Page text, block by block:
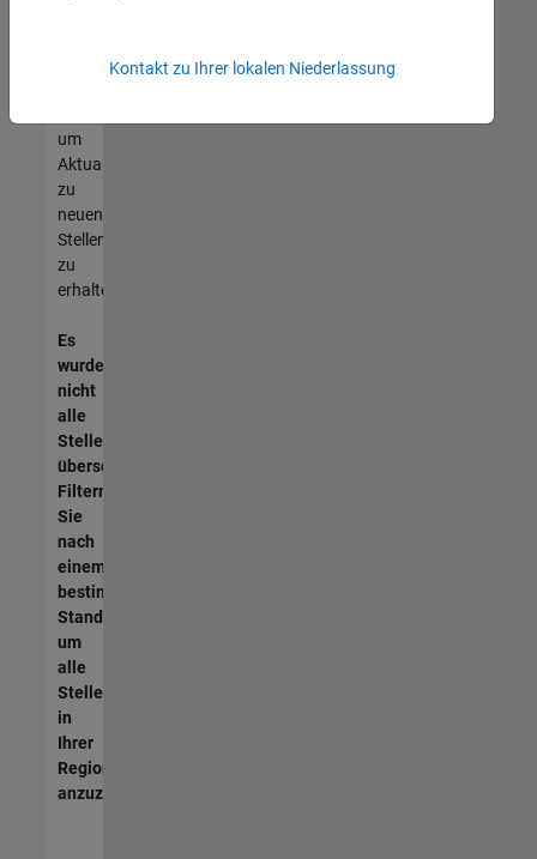
unseres
um
Aktualisierungen
zu
neuen
Stellenangeboten
zu
erhalten.
Es
wurden
nicht
alle
Stellen
übersetzt.
Filtern
Sie
nach
einem
bestimmten
Standort,
um
alle
Stellenangebote
in
Ihrer
Region
anzuzeigen.
Kontakt zu Ihrer lokalen Niederlassung